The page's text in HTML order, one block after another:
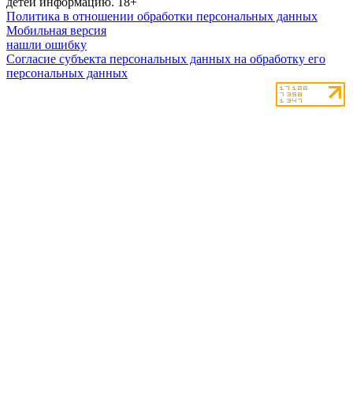
Политика в отношении обработки персональных данных
Мобильная версия
нашли ошибку
Согласие субъекта персональных данных на обработку его
персональных данных